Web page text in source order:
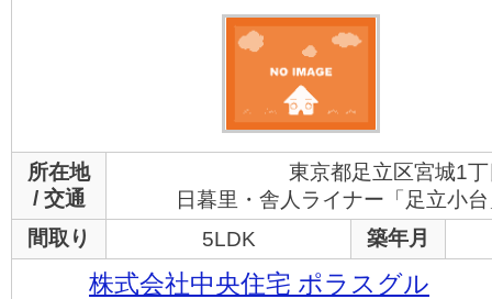
所在地
/ 交通
東京都足立区宮城1
日暮里・舎人ライナー「足立小
間取り
5LDK 築年月
株式会社中央住宅 ポラスグル